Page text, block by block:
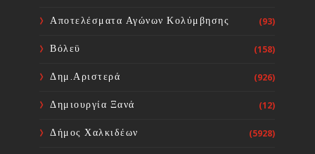
Θαυμαστής Βροχής στο Ιερό
Προσκύνημα του Οσίου Ιωάννου
Αποτελέσματα Αγώνων Κολύμβησης (93)
Βόλεϋ (158)
Δημ.Αριστερά (926)
Δημιουργία Ξανά (12)
Δήμος Χαλκιδέων (5928)